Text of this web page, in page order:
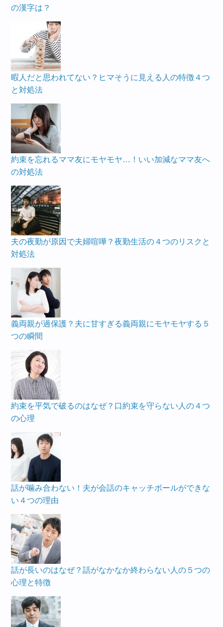
の漢字は？
暇人だと思われてない？ヒマそうに見える人の特徴４つ
と対処法
約束を忘れるママ友にモヤモヤ…！いい加減なママ友へ
の対処法
夫の夜勤が原因で夫婦喧嘩？夜勤生活の４つのリスクと
対処法
義両親が過保護？夫に甘すぎる義両親にモヤモヤする５
つの瞬間
約束を平気で破るのはなぜ？口約束を守らない人の４つ
の心理
話が噛み合わない！夫が会話のキャッチボールができな
い４つの理由
話が長いのはなぜ？話がなかなか終わらない人の５つの
心理と特徴